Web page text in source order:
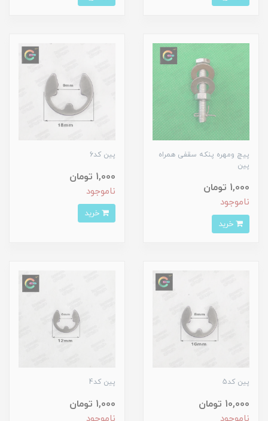
پیچ ومهره پنکه سقفی همراه
پین
1,000 تومان
ناموجود
پین کد6
1,000 تومان
ناموجود
پین کد5
10,000 تومان
پین کد4
1,000 تومان